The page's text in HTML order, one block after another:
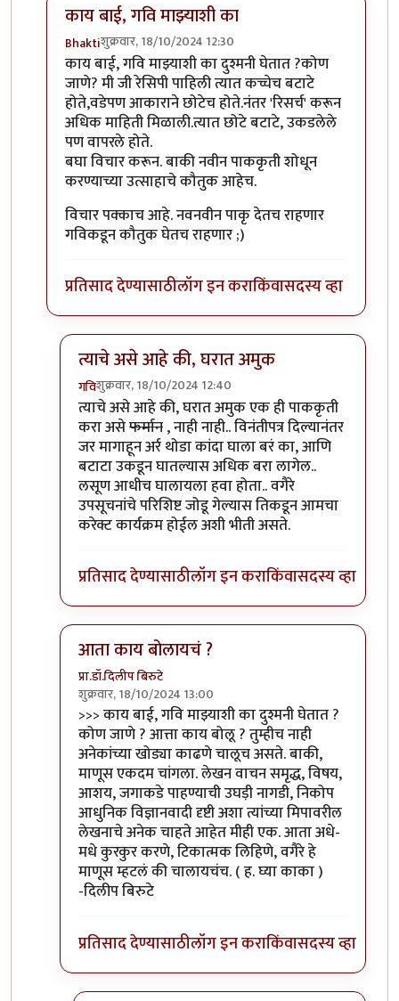
काय बाई, गवि माझ्याशी का
Bhaktiशुक्रवार, 18/10/2024 12:30
In reply toपदार्थ नवीन आहे. ताई तुम्हीbyगवि
काय बाई, गवि माझ्याशी का दुश्मनी घेतात ?कोण
जाणे? मी जी रेसिपी पाहिली त्यात कच्चेच बटाटे
होते,वडेपण आकाराने छोटेच होते.नंतर 'रिसर्च' करून
अधिक माहिती मिळाली.त्यात छोटे बटाटे, उकडलेले
पण वापरले होते.
बघा विचार करून. बाकी नवीन पाककृती शोधून
करण्याच्या उत्साहाचे कौतुक आहेच.
विचार पक्काच आहे. नवनवीन पाकृ देतच राहणार
गविकडून कौतुक घेतच राहणार ;)
प्रतिसाद देण्यासाठीलॉग इन कराकिंवासदस्य व्हा
त्याचे असे आहे की, घरात अमुक
गविशुक्रवार, 18/10/2024 12:40
In reply toकाय बाई, गवि माझ्याशी काbyBhakti
त्याचे असे आहे की, घरात अमुक एक ही पाककृती
करा असेफर्मान, नाही नाही.. विनंतीपत्र दिल्यानंतर
जर मागाहून अर्र थोडा कांदा घाला बरं का, आणि
बटाटा उकडून घातल्यास अधिक बरा लागेल..
लसूण आधीच घालायला हवा होता.. वगैरे
उपसूचनांचे परिशिष्ट जोडू गेल्यास तिकडून आमचा
करेक्ट कार्यक्रम होईल अशी भीती असते.
प्रतिसाद देण्यासाठीलॉग इन कराकिंवासदस्य व्हा
आता काय बोलायचं ?
प्रा.डॉ.दिलीप बिरुटे
शुक्रवार, 18/10/2024 13:00
In reply toकाय बाई, गवि माझ्याशी काbyBhakti
>>> काय बाई, गवि माझ्याशी का दुश्मनी घेतात ?
कोण जाणे ? आत्ता काय बोलू ? तुम्हीच नाही
अनेकांच्या खोड्या काढणे चालूच असते. बाकी,
माणूस एकदम चांगला. लेखन वाचन समृद्ध, विषय,
आशय, जगाकडे पाहण्याची उघड़ी नागडी, निकोप
आधुनिक विज्ञानवादी दृष्टी अशा त्यांच्या मिपावरील
लेखनाचे अनेक चाहते आहेत मीही एक. आता अधे-
मधे कुरकुर करणे, टिकात्मक लिहिणे, वगैरे हे
माणूस म्हटलं की चालायचंच. ( ह. घ्या काका )
-दिलीप बिरुटे
प्रतिसाद देण्यासाठीलॉग इन कराकिंवासदस्य व्हा